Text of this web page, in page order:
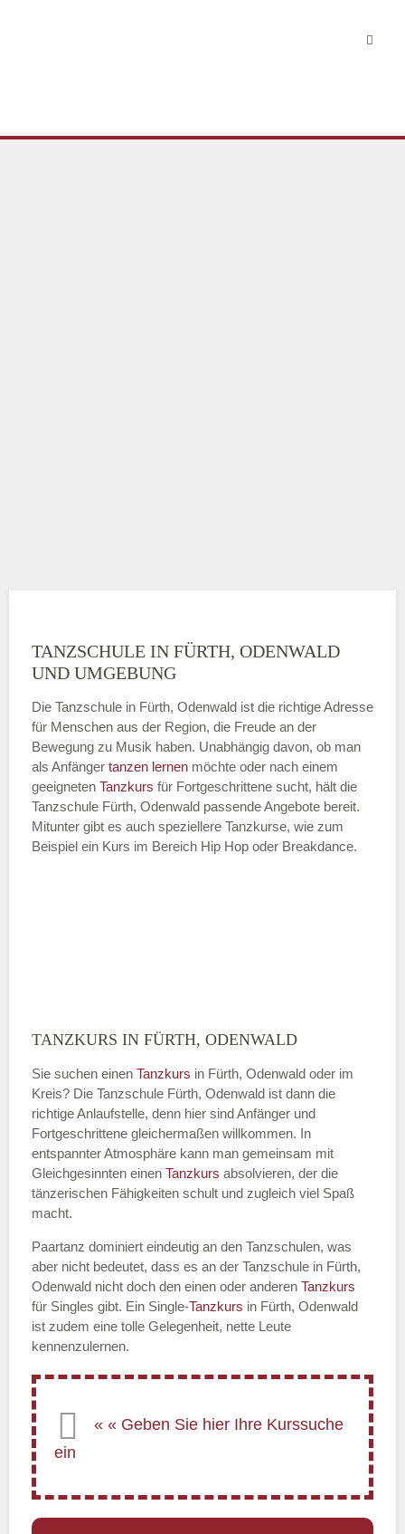
TANZSCHULE IN FÜRTH, ODENWALD
UND UMGEBUNG
Die Tanzschule in Fürth, Odenwald ist die richtige Adresse
für Menschen aus der Region, die Freude an der
Bewegung zu Musik haben. Unabhängig davon, ob man
als Anfänger tanzen lernen möchte oder nach einem
geeigneten Tanzkurs für Fortgeschrittene sucht, hält die
Tanzschule Fürth, Odenwald passende Angebote bereit.
Mitunter gibt es auch speziellere Tanzkurse, wie zum
Beispiel ein Kurs im Bereich Hip Hop oder Breakdance.
TANZKURS IN FÜRTH, ODENWALD
Sie suchen einen Tanzkurs in Fürth, Odenwald oder im
Kreis? Die Tanzschule Fürth, Odenwald ist dann die
richtige Anlaufstelle, denn hier sind Anfänger und
Fortgeschrittene gleichermaßen willkommen. In
entspannter Atmosphäre kann man gemeinsam mit
Gleichgesinnten einen Tanzkurs absolvieren, der die
tänzerischen Fähigkeiten schult und zugleich viel Spaß
macht.
Paartanz dominiert eindeutig an den Tanzschulen, was
aber nicht bedeutet, dass es an der Tanzschule in Fürth,
Odenwald nicht doch den einen oder anderen Tanzkurs
für Singles gibt. Ein Single-Tanzkurs in Fürth, Odenwald
ist zudem eine tolle Gelegenheit, nette Leute
kennenzulernen.